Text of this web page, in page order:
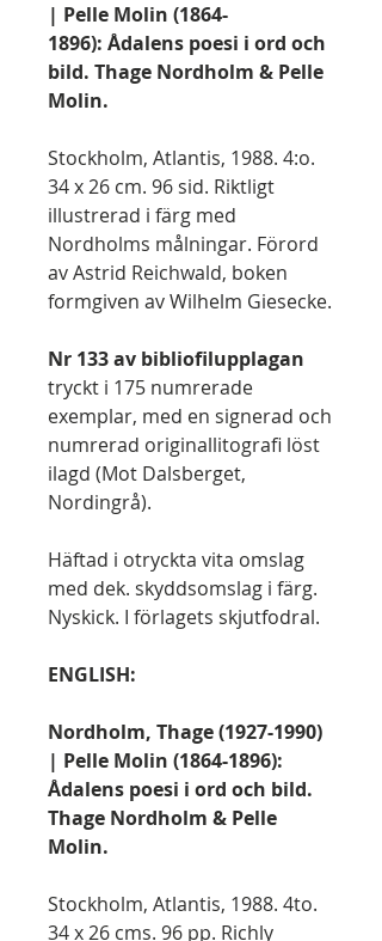
| Pelle Molin (1864-
1896): Ådalens poesi i ord och
bild. Thage Nordholm & Pelle
Molin.
Stockholm, Atlantis, 1988. 4:o.
34 x 26 cm. 96 sid. Riktligt
illustrerad i färg med
Nordholms målningar. Förord
av Astrid Reichwald, boken
formgiven av Wilhelm Giesecke.
Nr 133 av bibliofilupplagan
tryckt i 175 numrerade
exemplar, med en signerad och
numrerad originallitografi löst
ilagd (Mot Dalsberget,
Nordingrå).
Häftad i otryckta vita omslag
med dek. skyddsomslag i färg.
Nyskick. I förlagets skjutfodral.
ENGLISH:
Nordholm, Thage (1927-1990)
| Pelle Molin (1864-1896):
Ådalens poesi i ord och bild.
Thage Nordholm & Pelle
Molin.
Stockholm, Atlantis, 1988. 4to.
34 x 26 cms. 96 pp. Richly